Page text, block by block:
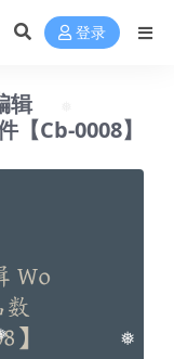
❅
登录
辑
Cb-0008】